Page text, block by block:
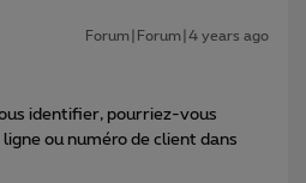
Forum|Forum|4 years ago
identifier, pourriez-vous
ou numéro de client dans